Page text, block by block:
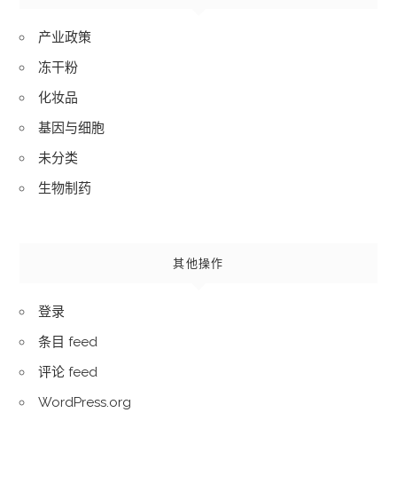
产业政策
冻干粉
化妆品
基因与细胞
未分类
生物制药
其他操作
登录
条目 feed
评论 feed
WordPress.org